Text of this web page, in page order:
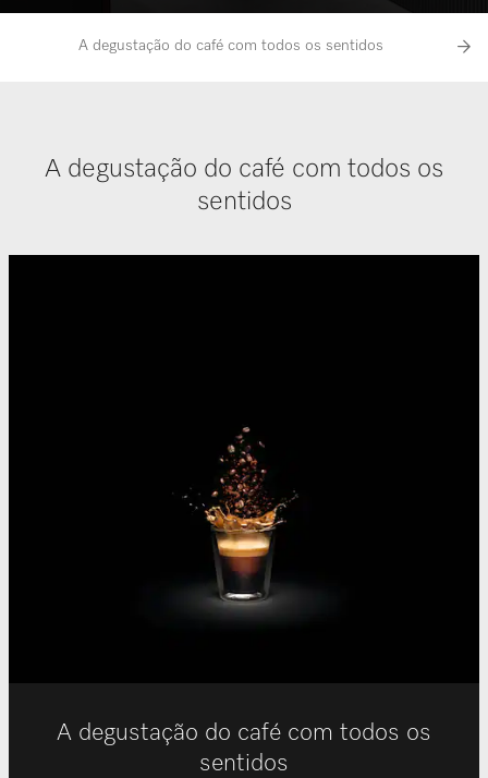
A degustação do café com todos os sentidos O
A degustação do café com todos os
sentidos
A degustação do café com todos os
sentidos